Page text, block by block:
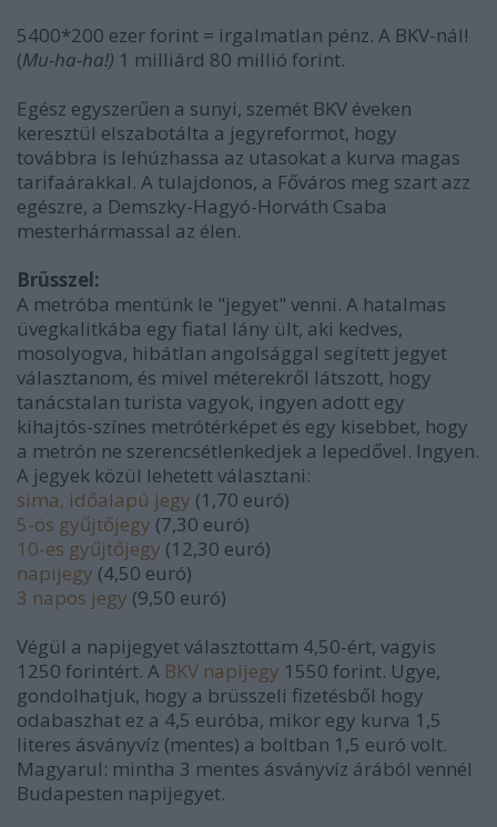
5400*200 ezer forint = irgalmatlan pénz. A BKV-nál!
(Mu-ha-ha!) 1 milliárd 80 millió forint.
Egész egyszerűen a sunyi, szemét BKV éveken
keresztül elszabotálta a jegyreformot, hogy
továbbra is lehúzhassa az utasokat a kurva magas
tarifaárakkal. A tulajdonos, a Főváros meg szart azz
egészre, a Demszky-Hagyó-Horváth Csaba
mesterhármassal az élen.
Brüsszel:
A metróba mentünk le "jegyet" venni. A hatalmas
üvegkalitkába egy fiatal lány ült, aki kedves,
mosolyogva, hibátlan angolsággal segített jegyet
választanom, és mivel méterekről látszott, hogy
tanácstalan turista vagyok, ingyen adott egy
kihajtós-színes metrótérképet és egy kisebbet, hogy
a metrón ne szerencsétlenkedjek a lepedővel. Ingyen.
A jegyek közül lehetett választani:
sima, időalapú jegy (1,70 euró)
5-ös gyűjtőjegy (7,30 euró)
10-es gyűjtőjegy (12,30 euró)
napijegy (4,50 euró)
3 napos jegy (9,50 euró)
Végül a napijegyet választottam 4,50-ért, vagyis
1250 forintért. A BKV napijegy 1550 forint. Ugye,
gondolhatjuk, hogy a brüsszeli fizetésből hogy
odabaszhat ez a 4,5 euróba, mikor egy kurva 1,5
literes ásványvíz (mentes) a boltban 1,5 euró volt.
Magyarul: mintha 3 mentes ásványvíz árából vennél
Budapesten napijegyet.